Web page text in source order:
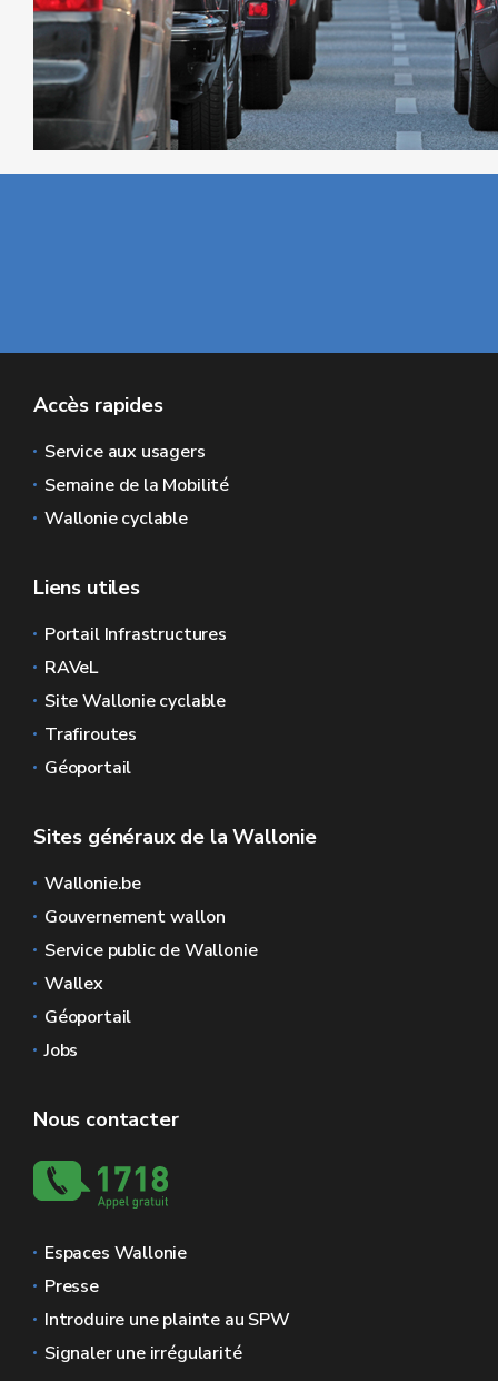
Accès rapides
Service aux usagers
Semaine de la Mobilité
Wallonie cyclable
Liens utiles
Portail Infrastructures
RAVeL
Site Wallonie cyclable
Trafiroutes
Géoportail
Sites généraux de la Wallonie
Wallonie.be
Gouvernement wallon
Service public de Wallonie
Wallex
Géoportail
Jobs
Nous contacter
Espaces Wallonie
Presse
Introduire une plainte au SPW
Signaler une irrégularité